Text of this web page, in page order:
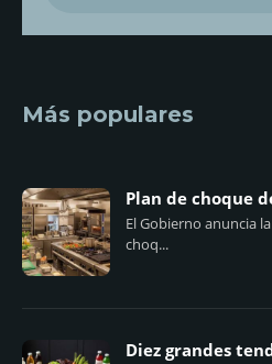
Más populares
Plan de choque
El Gobierno anuncia
choq...
Diez grandes